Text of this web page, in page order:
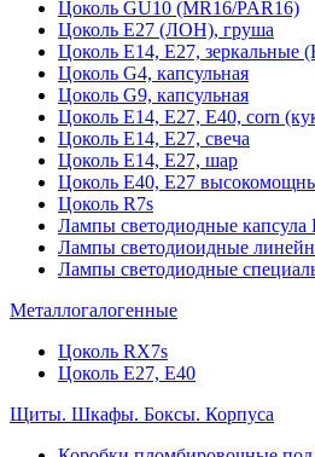
Цоколь GU10 (MR16/PAR16)
Цоколь Е27 (ЛОН), груша
Цоколь Е14, Е27, зеркальные
Цоколь G4, капсульная
Цоколь G9, капсульная
Цоколь Е14, Е27, Е40, corn
Цоколь Е14, Е27, свеча
Цоколь Е14, Е27, шар
Цоколь Е40, Е27
Цоколь R7s
Лампы светодиодные капсула
Лампы светодиоидные
Лампы светодиодные
Металлогалогенные
Цоколь RX7s
Цоколь Е27, E40
Щиты. Шкафы. Боксы. Корпуса